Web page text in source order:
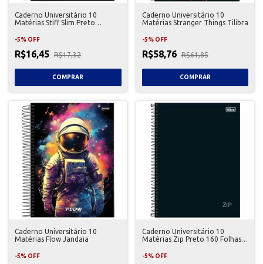
Caderno Universitário 10
Matérias Stiff Slim Preto
-5% OFF
R$16,45 R$17,32
Caderno Universitário 10
Matérias Stranger Things Tilibra
-5% OFF
R$58,76 R$61,85
Caderno Universitário 10
Matérias Flow Jandaia
-5% OFF
Caderno Universitário 10
Matérias Zip Preto 160 Folhas
-5% OFF